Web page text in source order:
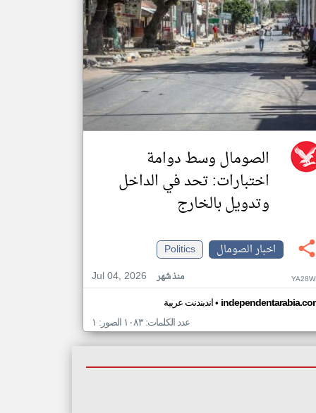
الصومال وسط دوامة
اختبارات: تحد في الداخل
وتدويل بالخارج
اخبار الصومال
Politics
Jul 04, 2026
منذ شهر
اندبندنت عربية•
عدد الكلمات: ١٠٨٣ الصور: ١